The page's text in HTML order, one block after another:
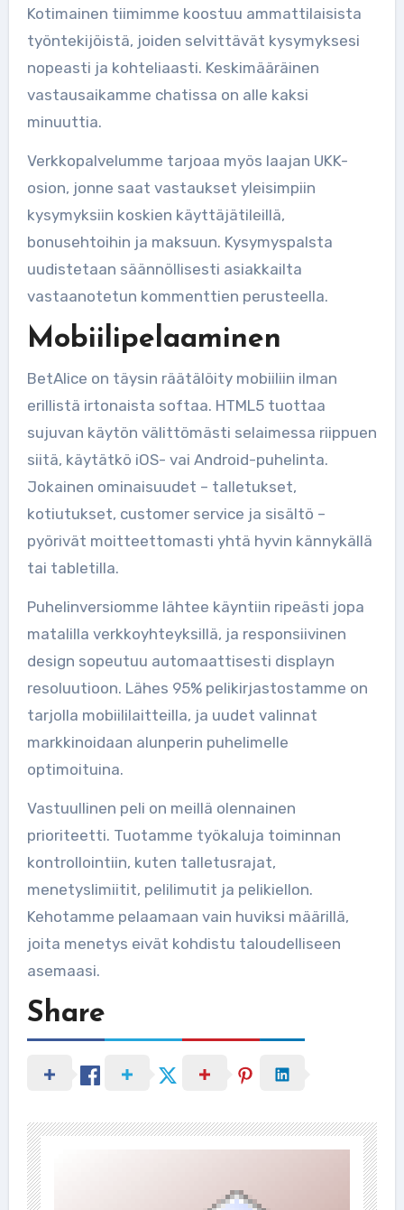
Kotimainen tiimimme koostuu ammattilaisista
työntekijöistä, joiden selvittävät kysymyksesi
nopeasti ja kohteliaasti. Keskimääräinen
vastausaikamme chatissa on alle kaksi
minuuttia.
Verkkopalvelumme tarjoaa myös laajan UKK-
osion, jonne saat vastaukset yleisimpiin
kysymyksiin koskien käyttäjätileillä,
bonusehtoihin ja maksuun. Kysymyspalsta
uudistetaan säännöllisesti asiakkailta
vastaanotetun kommenttien perusteella.
Mobiilipelaaminen
BetAlice on täysin räätälöity mobiiliin ilman
erillistä irtonaista softaa. HTML5 tuottaa
sujuvan käytön välittömästi selaimessa riippuen
siitä, käytätkö iOS- vai Android-puhelinta.
Jokainen ominaisuudet – talletukset,
kotiutukset, customer service ja sisältö –
pyörivät moitteettomasti yhtä hyvin kännykällä
tai tabletilla.
Puhelinversiomme lähtee käyntiin ripeästi jopa
matalilla verkkoyhteyksillä, ja responsiivinen
design sopeutuu automaattisesti displayn
resoluutioon. Lähes 95% pelikirjastostamme on
tarjolla mobiililaitteilla, ja uudet valinnat
markkinoidaan alunperin puhelimelle
optimoituina.
Vastuullinen peli on meillä olennainen
prioriteetti. Tuotamme työkaluja toiminnan
kontrollointiin, kuten talletusrajat,
menetyslimiitit, pelilimutit ja pelikiellon.
Kehotamme pelaamaan vain huviksi määrillä,
joita menetys eivät kohdistu taloudelliseen
asemaasi.
Share